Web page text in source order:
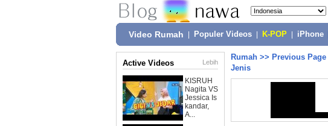
Video Rumah Populer Videos K-POP iPhone
Active Videos Lebih
KISRUH
Nagita VS
Jessica Is
kandar,
A...
Rumah >> Previous Page
Jenis